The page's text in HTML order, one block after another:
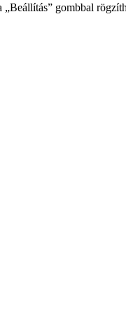
„Beállítás” gombbal